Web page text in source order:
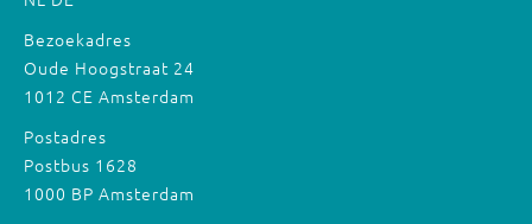
Bezoekadres
Oude Hoogstraat 24
1012 CE Amsterdam
Postadres
Postbus 1628
1000 BP Amsterdam